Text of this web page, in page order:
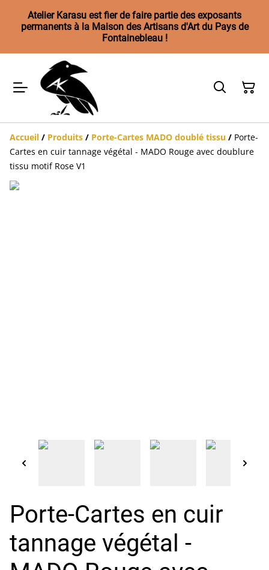
Atelier Karasu est fier de faire partie des exposants
permanents à la Maison des Artisans d'Art du Pays de
Fontainebleau !
Accueil / Produits / Porte-Cartes MADO doublé tissu / Porte-
Cartes en cuir tannage végétal - MADO Rouge avec doublure
tissu motif Rose V1
Porte-Cartes en cuir
tannage végétal -